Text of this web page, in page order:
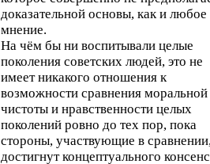
доказательной основы, как и любое
мнение.
На чём бы ни воспитывали целые
поколения советских людей, это не
имеет никакого отношения к
возможности сравнения моральной
чистоты и нравственности целых
поколений ровно до тех пор, пока
стороны, участвующие в
достигнут концептуального